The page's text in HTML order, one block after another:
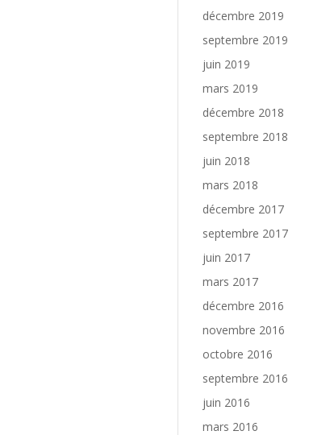
décembre 2019
septembre 2019
juin 2019
mars 2019
décembre 2018
septembre 2018
juin 2018
mars 2018
décembre 2017
septembre 2017
juin 2017
mars 2017
décembre 2016
novembre 2016
octobre 2016
septembre 2016
juin 2016
mars 2016